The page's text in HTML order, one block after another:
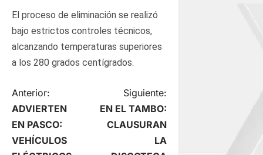
El proceso de eliminación se realizó
bajo estrictos controles técnicos,
alcanzando temperaturas superiores
a los 280 grados centígrados.
N
a
v
Anterior:
ADVIERTEN
EN PASCO:
VEHÍCULOS
Siguiente:
EN EL TAMBO:
CLAUSURAN
LA